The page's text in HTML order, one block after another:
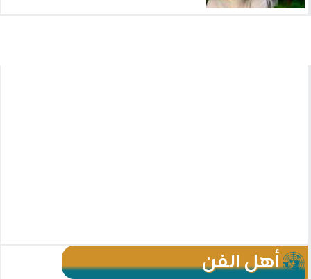
أهل الفن